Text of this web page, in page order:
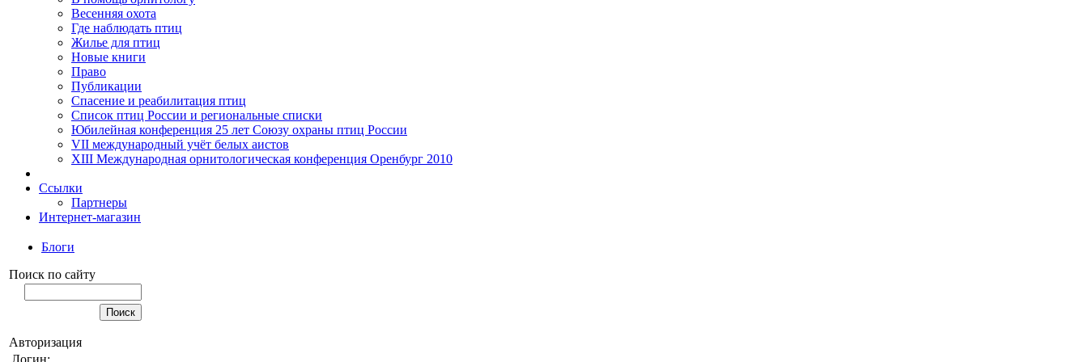
Весенняя охота
Где наблюдать птиц
Жилье для птиц
Новые книги
Право
Публикации
Спасение и реабилитация птиц
Список птиц России и региональные списки
Юбилейная конференция 25 лет Союзу охраны птиц России
VII международный учёт белых аистов
XIII Международная орнитологическая конференция Оренбург 2010
Ссылки
Партнеры
Интернет-магазин
Блоги
Поиск по сайту
Авторизация
Логин: